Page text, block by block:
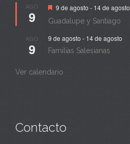
AGO
9
Destacado
9 de agosto - 14 de agosto
Guadalupe y Santiago
AGO
9
9 de agosto - 14 de agosto
Familias Salesianas
Ver calendario
Contacto